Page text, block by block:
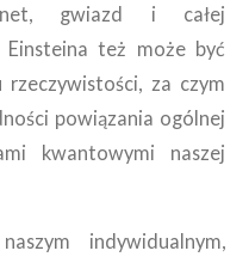
gwiazd i całej
też może być
rzeczywistości, za czym
powiązania ogólnej
kwantowymi naszej
indywidualnym,